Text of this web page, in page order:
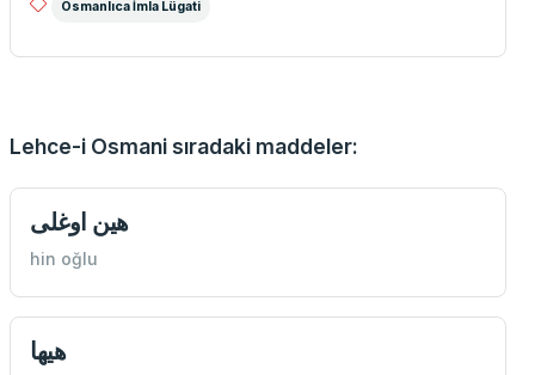
Osmanlıca İmla Lügati
Lehce-i Osmani sıradaki maddeler:
هين اوغلی
hin oğlu
هیها